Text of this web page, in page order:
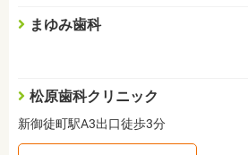
まゆみ歯科
松原歯科クリニック
新御徒町駅A3出口徒歩3分